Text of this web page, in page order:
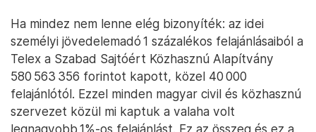
Ha mindez nem lenne elég bizonyíték: az idei
személyi jövedelemadó 1 százalékos felajánlásaiból a
Telex a Szabad Sajtóért Közhasznú Alapítvány
580 563 356 forintot kapott, közel 40 000
felajánlótól. Ezzel minden magyar civil és közhasznú
szervezet közül mi kaptuk a valaha volt
legnagyobb 1%-os felajánlást. Ez az összeg és ez a